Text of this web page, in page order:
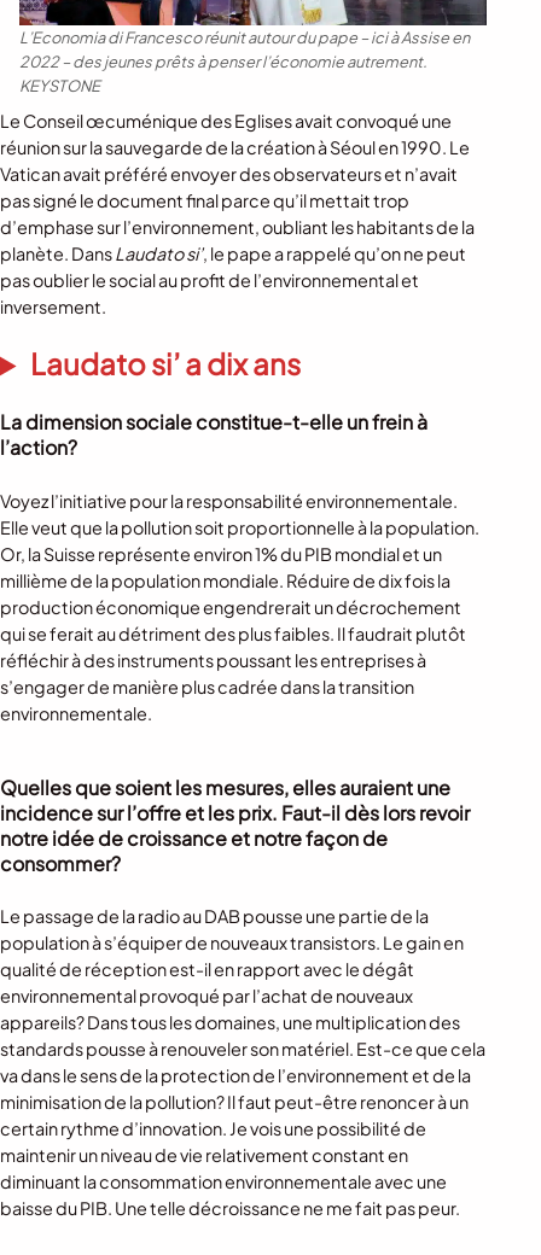
L’Economia di Francesco réunit autour du pape – ici à Assise en
2022 – des jeunes prêts à penser l’économie autrement.
KEYSTONE
Le Conseil œcuménique des Eglises avait convoqué une
réunion sur la sauvegarde de la création à Séoul en 1990. Le
Vatican avait préféré envoyer des observateurs et n’avait
pas signé le document final parce qu’il mettait trop
d’emphase sur l’environnement, oubliant les habitants de la
planète. DansLaudato si’, le pape a rappelé qu’on ne peut
pas oublier le social au profit de l’environnemental et
inversement.
Laudato si’ a dix ans
La dimension sociale constitue-t-elle un frein à
l’action?
Voyez l’initiative pour la responsabilité environnementale.
Elle veut que la pollution soit proportionnelle à la population.
Or, la Suisse représente environ 1% du PIB mondial et un
millième de la population mondiale. Réduire de dix fois la
production économique engendrerait un décrochement
qui se ferait au détriment des plus faibles. Il faudrait plutôt
réfléchir à des instruments poussant les entreprises à
s’engager de manière plus cadrée dans la transition
environnementale.
Quelles que soient les mesures, elles auraient une
incidence sur l’offre et les prix. Faut-il dès lors revoir
notre idée de croissance et notre façon de
consommer?
Le passage de la radio au DAB pousse une partie de la
population à s’équiper de nouveaux transistors. Le gain en
qualité de réception est-il en rapport avec le dégât
environnemental provoqué par l’achat de nouveaux
appareils? Dans tous les domaines, une multiplication des
standards pousse à renouveler son matériel. Est-ce que cela
va dans le sens de la protection de l’environnement et de la
minimisation de la pollution? Il faut peut-être renoncer à un
certain rythme d’innovation. Je vois une possibilité de
maintenir un niveau de vie relativement constant en
diminuant la consommation environnementale avec une
baisse du PIB. Une telle décroissance ne me fait pas peur.